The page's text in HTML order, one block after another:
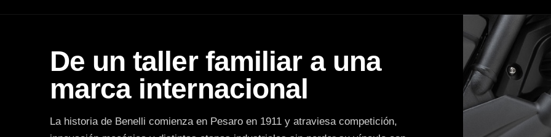
De un taller familiar a una
marca internacional
La historia de Benelli comienza en Pesaro en 1911 y atraviesa competición,